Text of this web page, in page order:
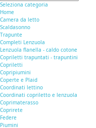
Seleziona categoria
Home
Camera da letto
Scaldasonno
Trapunte
Completi Lenzuola
Lenzuola flanella - caldo cotone
Copriletti trapuntati - trapuntini
Copriletti
Copripiumini
Coperte e Plaid
Coordinati lettino
Coordinati copriletto e lenzuola
Coprimaterasso
Coprirete
Federe
Piumini